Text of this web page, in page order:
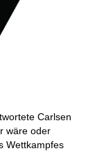
Carlsen
wäre oder
Wettkampfes